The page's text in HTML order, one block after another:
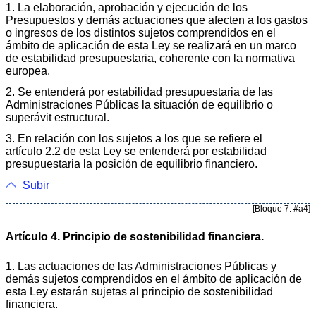
1. La elaboración, aprobación y ejecución de los
Presupuestos y demás actuaciones que afecten a los gastos
o ingresos de los distintos sujetos comprendidos en el
ámbito de aplicación de esta Ley se realizará en un marco
de estabilidad presupuestaria, coherente con la normativa
europea.
2. Se entenderá por estabilidad presupuestaria de las
Administraciones Públicas la situación de equilibrio o
superávit estructural.
3. En relación con los sujetos a los que se refiere el
artículo 2.2 de esta Ley se entenderá por estabilidad
presupuestaria la posición de equilibrio financiero.
Subir
[Bloque 7: #a4]
Artículo 4. Principio de sostenibilidad financiera.
1. Las actuaciones de las Administraciones Públicas y
demás sujetos comprendidos en el ámbito de aplicación de
esta Ley estarán sujetas al principio de sostenibilidad
financiera.